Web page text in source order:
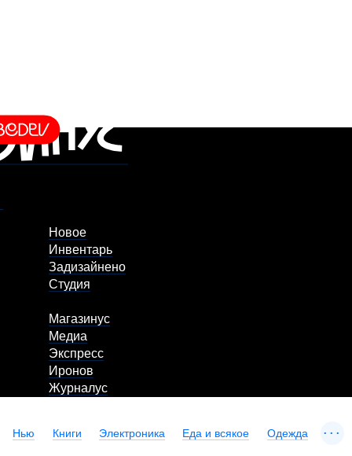
Новое
Инвентарь
Задизайнено
Студия
Магазинус
Медиа
Экспресс
Иронов
Журналус
Нью Книги Электроника Еда и всякое Одежда ...